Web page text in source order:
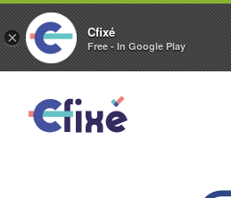
× Cfixé
Free - In Google Play